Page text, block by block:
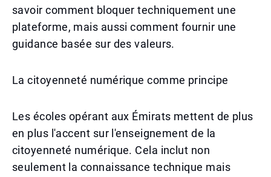
savoir comment bloquer techniquement une
plateforme, mais aussi comment fournir une
guidance basée sur des valeurs.
La citoyenneté numérique comme principe
Les écoles opérant aux Émirats mettent de plus
en plus l'accent sur l'enseignement de la
citoyenneté numérique. Cela inclut non
seulement la connaissance technique mais